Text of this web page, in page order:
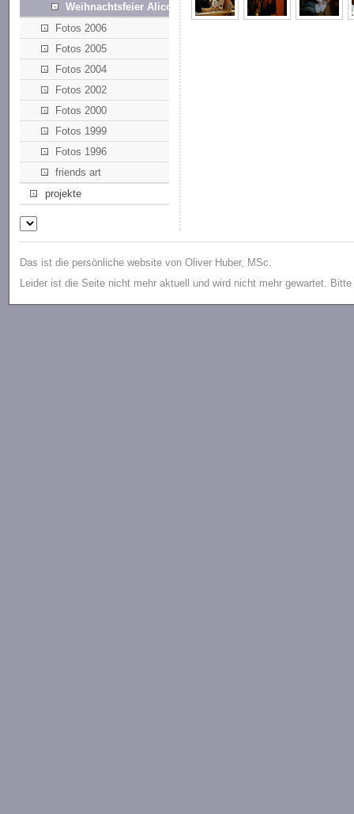
Weihnachtsfeier Alicona
Fotos 2006
Fotos 2005
Fotos 2004
Fotos 2002
Fotos 2000
Fotos 1999
Fotos 1996
friends art
projekte
Das ist die persönliche website von Oliver Huber, MSc.
Leider ist die Seite nicht mehr aktuell und wird nicht mehr gewartet.